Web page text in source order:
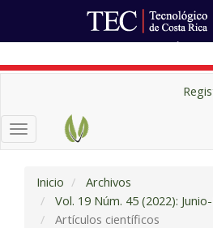
Contenido
principal
lateral
Toggle
navigation
Inicio
Archivos
Vol. 19 Núm. 45 (2022):
Artículos científicos